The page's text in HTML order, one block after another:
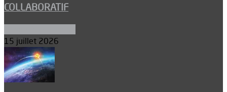
COLLABORATIF
15 juillet 2026